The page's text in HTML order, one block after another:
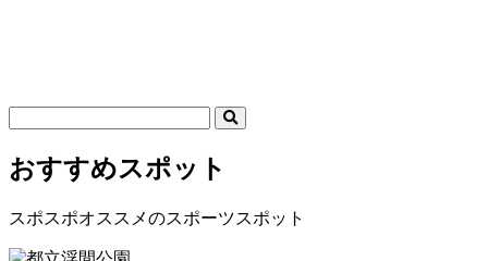
おすすめスポット
スポスポオススメのスポーツスポット